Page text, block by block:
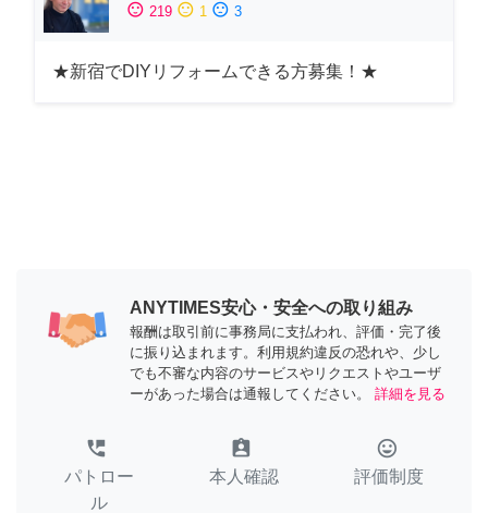
sentiment_satisfied 219 sentiment_neutral 1 sentiment_dissatisfied 3
★新宿でDIYリフォームできる方募集！★
ANYTIMES安心・安全への取り組み
報酬は取引前に事務局に支払われ、評価・完了後
に振り込まれます。利用規約違反の恐れや、少し
でも不審な内容のサービスやリクエストやユーザ
ーがあった場合は通報してください。
詳細を見る
perm_phone_msg
パトロー
ル
assignment_ind
本人確認
tag_faces
評価制度